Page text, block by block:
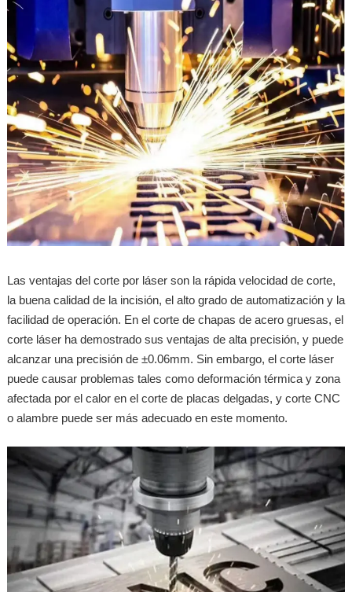
Las ventajas del corte por láser son la rápida velocidad de corte,
la buena calidad de la incisión, el alto grado de automatización y la
facilidad de operación. En el corte de chapas de acero gruesas, el
corte láser ha demostrado sus ventajas de alta precisión, y puede
alcanzar una precisión de ±0.06mm. Sin embargo, el corte láser
puede causar problemas tales como deformación térmica y zona
afectada por el calor en el corte de placas delgadas, y corte CNC
o alambre puede ser más adecuado en este momento.